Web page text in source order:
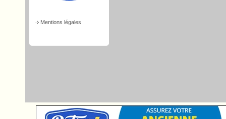
Mentions légales